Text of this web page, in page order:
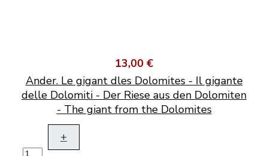
13,00 €
Ander. Le gigant dles Dolomites - Il gigante
delle Dolomiti - Der Riese aus den Dolomiten
- The giant from the Dolomites
+